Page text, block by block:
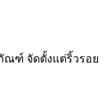
ณฑ์ จัดตั้งแต่ริ้วรอย